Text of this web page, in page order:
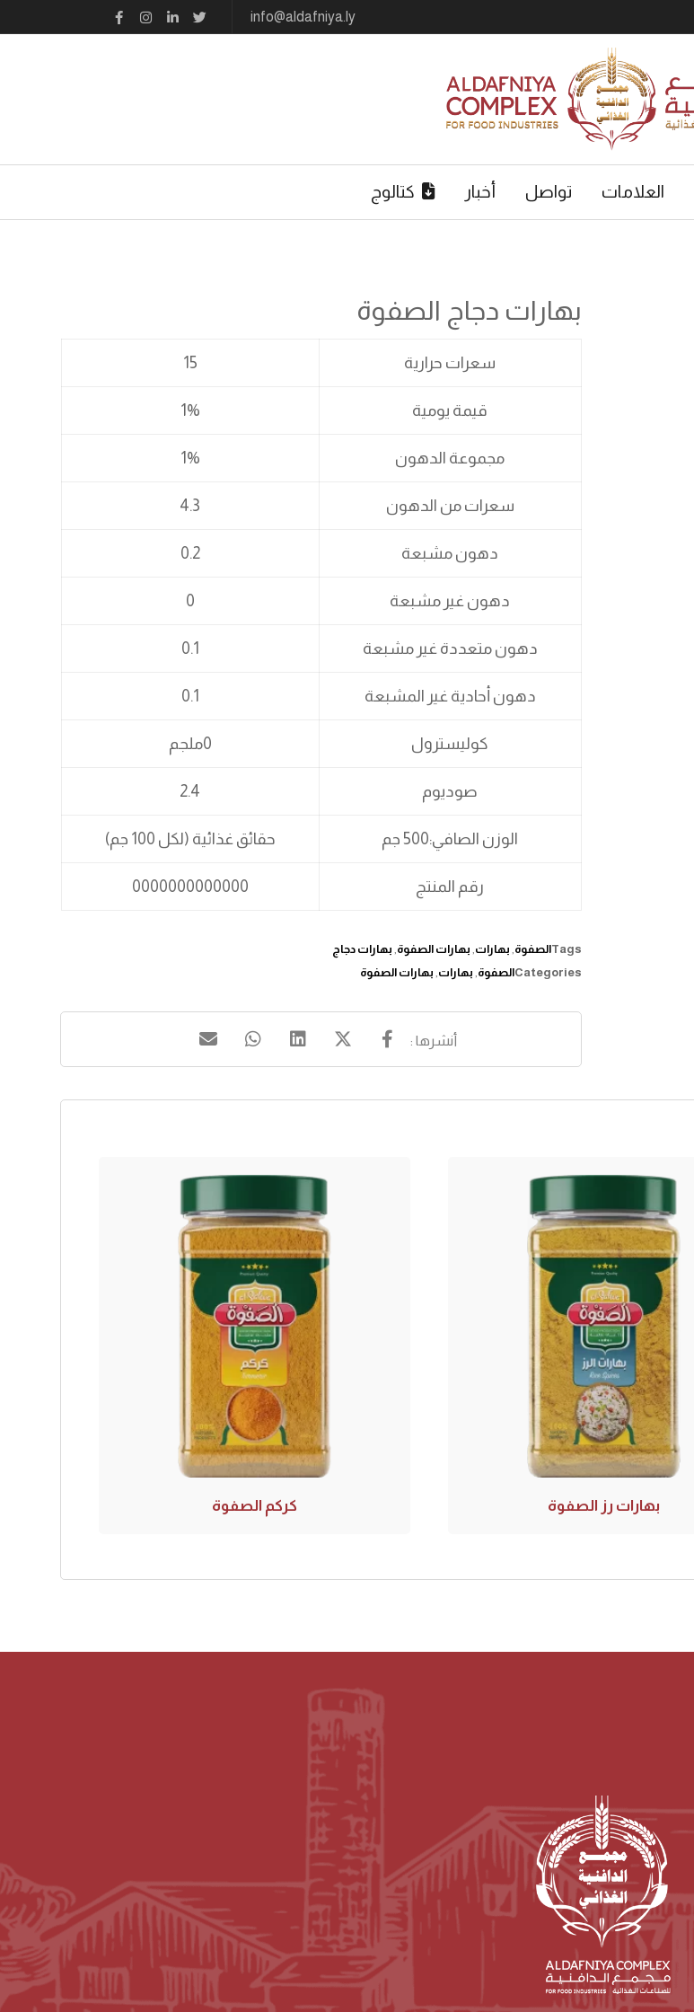
info@aldafniya.ly
العلامات تواصل أخبار كتالوج
بهارات دجاج الصفوة
سعرات حرارية 15
قيمة يومية 1%
مجموعة الدهون 1%
سعرات من الدهون 4.3
دهون مشبعة 0.2
دهون غير مشبعة 0
دهون متعددة غير مشبعة 0.1
دهون أحادية غير المشبعة 0.1
كوليسترول 0ملجم
صوديوم 2.4
الوزن الصافي:500 جم حقائق غذائية (لكل 100 جم)
رقم المنتج 0000000000000
Tagsالصفوة, بهارات, بهارات الصفوة, بهارات دجاج
Categoriesالصفوة, بهارات, بهارات الصفوة
بهارات رز الصفوة كركم الصفوة